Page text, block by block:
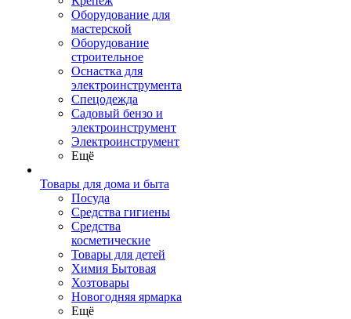
Оборудование для
мастерской
Оборудование
строительное
Оснастка для
электроинструмента
Спецодежда
Садовый бензо и
электроинструмент
Электроинструмент
Ещё
Товары для дома и быта
Посуда
Средства гигиены
Средства
косметические
Товары для детей
Химия Бытовая
Хозтовары
Новогодняя ярмарка
Ещё